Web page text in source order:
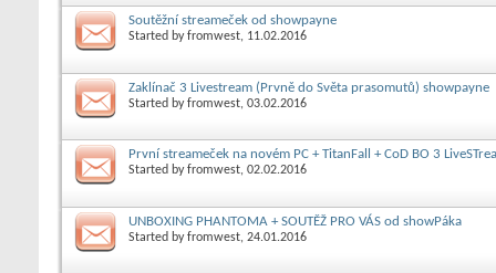
Soutěžní streameček od showpayne
Started byfromwest, 11.02.2016
Zaklínač 3 Livestream (Prvně do Světa prasomutů) showpayne
Started byfromwest, 03.02.2016
První streameček na novém PC + TitanFall + CoD BO 3
Started byfromwest, 02.02.2016
UNBOXING PHANTOMA + SOUTĚŽ PRO VÁS od showPáka
Started byfromwest, 24.01.2016